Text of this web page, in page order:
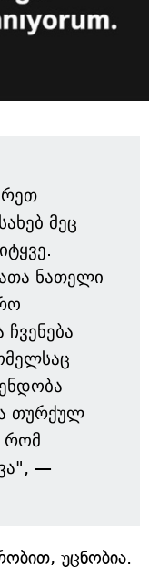
მეც
ნათელი
თურქულ
რომ
—
უცნობია.